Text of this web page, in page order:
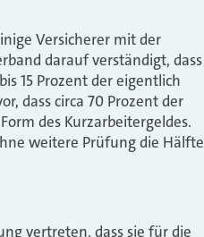
Versicherer mit der
darauf verständigt, dass
15 Prozent der eigentlich
dass circa 70 Prozent der
des Kurzarbeitergeldes.
weitere Prüfung die Hälfte
vertreten, dass sie für die